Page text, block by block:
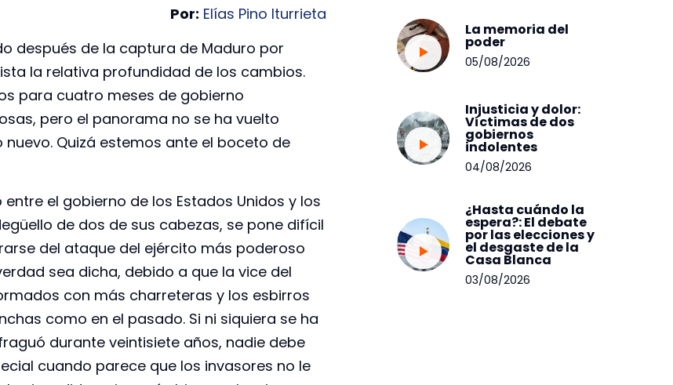
Por: Elías Pino Iturrieta
después de la captura de Maduro por
la relativa profundidad de los cambios.
para cuatro meses de gobierno
pero el panorama no se ha vuelto
Quizá estemos ante el boceto de
el gobierno de los Estados Unidos y los
de dos de sus cabezas, se pone difícil
del ataque del ejército más poderoso
sea dicha, debido a que la vice del
con más charreteras y los esbirros
como en el pasado. Si ni siquiera se ha
durante veintisiete años, nadie debe
cuando parece que los invasores no le
La memoria del
poder
05/08/2026
Injusticia y dolor:
Víctimas de dos
gobiernos
indolentes
04/08/2026
¿Hasta cuándo la
espera?: El debate
por las elecciones y
el desgaste de la
Casa Blanca
03/08/2026